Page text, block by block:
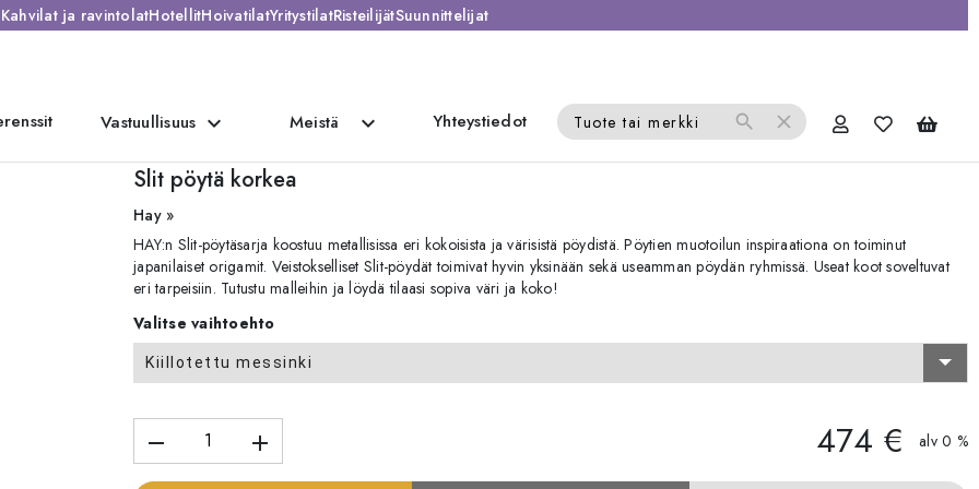
Kahvilat ja ravintolatHotellitHoivatilatYritystilatRisteilijätSuunnittelijat
Vastuullisuus expand_more Meistä expand_more Yhteystiedot Tuote tai merkki search close
Slit pöytä korkea
Hay »
HAY:n Slit-pöytäsarja koostuu metallisissa eri kokoisista ja värisistä pöydistä. Pöytien muotoilun inspiraationa on toiminut
japanilaiset origamit. Veistokselliset Slit-pöydät toimivat hyvin yksinään sekä useamman pöydän ryhmissä. Useat koot soveltuvat
eri tarpeisiin. Tutustu malleihin ja löydä tilaasi sopiva väri ja koko!
Valitse vaihtoehto
Kiillotettu messinki
remove add 474 € alv 0 %